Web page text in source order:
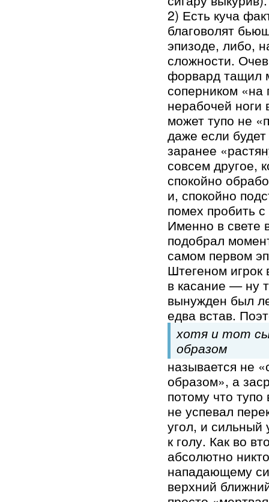
2) Есть куча
благоволят
эпизоде, либо,
сложности.
форвард тащил
соперником «на
нерабочей ноги
может тупо не
даже если
заранее
совсем другое,
спокойно
и, спокойно
помех пробить
Именно в свете
подобрал
самом первом
Штегеном
в касание — ну
вынужден был
едва встав.
хотя и тот
образом
называется не
образом», а
потому что
не успевал
угол, и сильный
к голу. Как во
абсолютно
нападающему
верхний